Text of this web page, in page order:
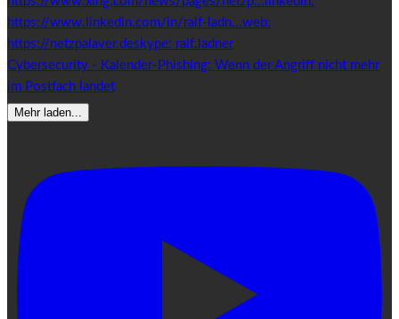
Cybersecurity - Kalender-Phishing: Wenn der Angriff nicht mehr
im Postfach landet
Mehr laden...